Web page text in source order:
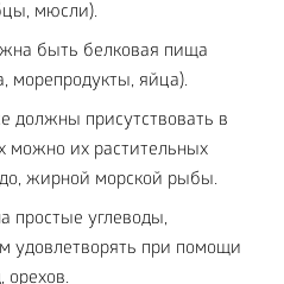
мюсли).
быть белковая пища
морепродукты, яйца).
должны присутствовать в
можно их растительных
жирной морской рыбы.
простые углеводы,
удовлетворять при помощи
орехов.